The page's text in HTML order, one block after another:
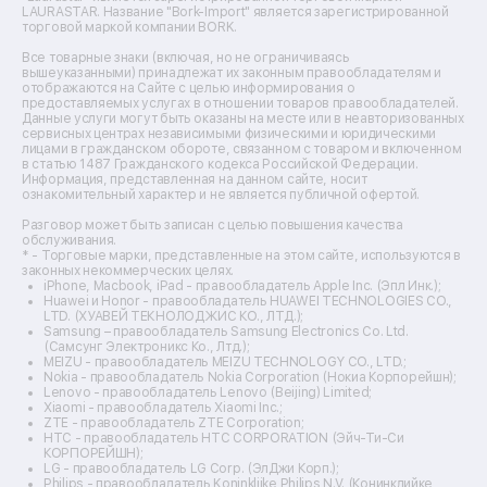
Ремонт водонагревателей
Ремонт вытяжек
Ремонт источников бесперебойного питания
Ремонт пароварок
Ремонт микшерных пультов
Ремонт dj-пультов
Ремонт кухонных плит
Ремонт стедикамов
Ремонт оптических прицелов
Ремонт электровелосипедов
Ремонт видеокамер
Ремонт эхолотов
Ремонт 3d-принтеров
Ремонт прицелов ночного видения
Ремонт винных шкафов
Ремонт выпрямителей
Ремонт сушилок для рук
Ремонт дальномеров
Ремонт снегоуборщиков
LAURASTAR. Название "Bork-Import" является зарегистрированной
торговой маркой компании BORK.
Все товарные знаки (включая, но не ограничиваясь
вышеуказанными) принадлежат их законным правообладателям и
отображаются на Сайте с целью информирования о
предоставляемых услугах в отношении товаров правообладателей.
Данные услуги могут быть оказаны на месте или в неавторизованных
сервисных центрах независимыми физическими и юридическими
лицами в гражданском обороте, связанном с товаром и включенном
в статью 1487 Гражданского кодекса Российской Федерации.
Информация, представленная на данном сайте, носит
ознакомительный характер и не является публичной офертой.
Разговор может быть записан с целью повышения качества
обслуживания.
* - Торговые марки, представленные на этом сайте, используются в
законных некоммерческих целях.
iPhone, Macbook, iPad - правообладатель Apple Inc. (Эпл Инк.);
Huawei и Honor - правообладатель HUAWEI TECHNOLOGIES CO.,
LTD. (ХУАВЕЙ ТЕКНОЛОДЖИС КО., ЛТД.);
Samsung – правообладатель Samsung Electronics Co. Ltd.
(Самсунг Электроникс Ко., Лтд.);
MEIZU - правообладатель MEIZU TECHNOLOGY CO., LTD.;
Nokia - правообладатель Nokia Corporation (Нокиа Корпорейшн);
Lenovo - правообладатель Lenovo (Beijing) Limited;
Xiaomi - правообладатель Xiaomi Inc.;
ZTE - правообладатель ZTE Corporation;
HTC - правообладатель HTC CORPORATION (Эйч-Ти-Си
КОРПОРЕЙШН);
LG - правообладатель LG Corp. (ЭлДжи Корп.);
Philips - правообладатель Koninklijke Philips N.V. (Конинклийке